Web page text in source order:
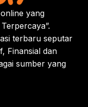
yang
terbaru seputar
Finansial dan
sumber yang